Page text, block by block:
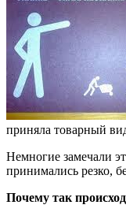
приняла товарный
Немногие замечали
принимались резко,
Почему так